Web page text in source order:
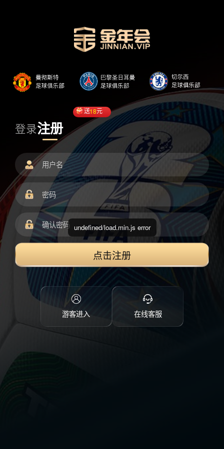
登录注册
送18元
点击注册
游客进入 在线客服
undefined/load.min.js error